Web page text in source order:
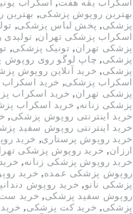
اسکراب یقه هفت, اسکراب
بهترین روپوش پزشکی,
پزشکی, پخش لباس پزشکی,
اسکراب پزشکی تهران,
پزشکی تهران, تونیک پزشکی,
پزشکی, چاپ لوگو روی روپوش
پزشکی, خرید آنلاین روپوش
اسکراب پزشکی, خرید
پزشکی تهران, خرید اسکراب
پزشکی زنانه, خرید اسکراب
خرید اینترنتی روپوش پزشکی,
خرید اینترنتی روپوش سفید
خرید روپوش پرستاری, خرید
ارزان, خرید روپوش پزشکی
خرید روپوش پزشکی زنانه,
روپوش پزشکی عمده, خرید
پزشکی نانو, خرید روپوش
روپوش سفید پزشکی, خرید
پزشکی, خرید کت پزشکی,